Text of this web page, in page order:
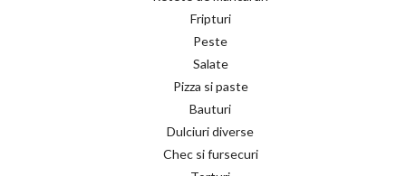
Fripturi
Peste
Salate
Pizza si paste
Bauturi
Dulciuri diverse
Chec si fursecuri